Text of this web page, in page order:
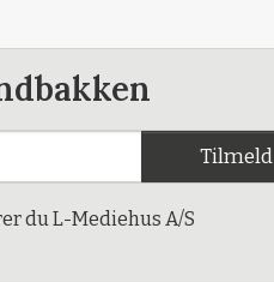
Tilmeld
du L-Mediehus A/S